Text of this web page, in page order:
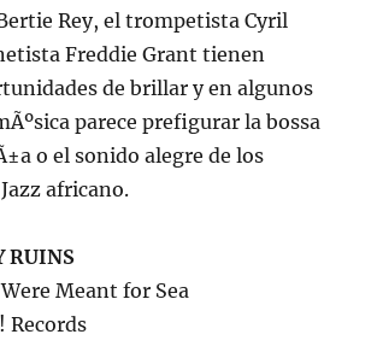
Rey, el trompetista Cyril
Freddie Grant tienen
de brillar y en algunos
parece prefigurar la bossa
o el sonido alegre de los
africano.
RUINS
Meant for Sea
Records